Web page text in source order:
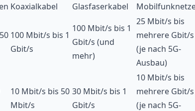
Koaxialkabel Glasfaserkabel
100 Mbit/s bis 1
Gbit/s
100 Mbit/s bis 1
Gbit/s (und
mehr)
25 Mbit/s bis
mehrere Gbit/s
(je nach 5G-
Ausbau)
10 Mbit/s bis 50
Mbit/s
30 Mbit/s bis 1
Gbit/s
10 Mbit/s bis
mehrere Gbit/s
(je nach 5G-